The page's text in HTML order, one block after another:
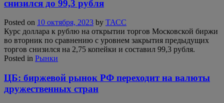
снизился до 99,3 рубля
Posted on 10 октября, 2023 by ТАСС
Курс доллара к рублю на открытии торгов Московской биржи
во вторник по сравнению с уровнем закрытия предыдущих
торгов снизился на 2,75 копейки и составил 99,3 рубля.
Posted in Рынки
ЦБ: биржевой рынок РФ переходит на валюты
дружественных стран